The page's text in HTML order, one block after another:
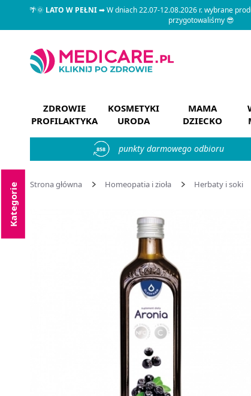
🌴🌞LATO W PEŁNI➡ W dniach 22.07-12.08.2026 r. wybrane
przygotowaliśmy 😎
ZDROWIE
PROFILAKTYKA
KOSMETYKI
URODA
MAMA
DZIECKO
858 punkty darmowego odbioru
Strona główna Homeopatia i zioła Herbaty i soki
Kategorie